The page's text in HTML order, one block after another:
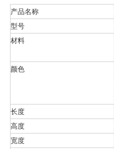
产品名称
型号
材料
颜色
长度
高度
宽度